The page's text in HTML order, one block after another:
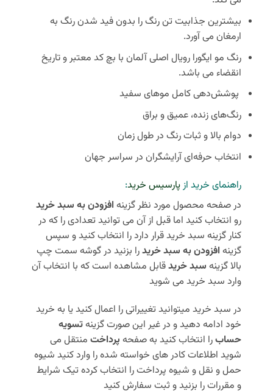
بیشترین جذابیت تن رنگ را بدون فید شدن رنگ به
ارمغان می آورد.
رنگ مو ایگورا رویال اصلی آلمان با بچ کد معتبر و تاریخ
انقضاء می باشد.
پوشش‌دهی کامل موهای سفید
رنگ‌های زنده، عمیق و براق
دوام بالا و ثبات رنگ در طول زمان
انتخاب حرفه‌ای آرایشگران در سراسر جهان
راهنمای خرید ازپارسیس خرید:
در صفحه محصول مورد نظر گزینه افزودن به سبد خرید
رو انتخاب کنید اما قبل از آن می توانید تعدادی را که در
کنار گزینه سبد خرید قرار دارد را انتخاب کنید و سپس
گزینه افزودن به سبد خریدرا بزنید در گوشه سمت چپ
بالا گزینه سبد خریدقابل مشاهده است که با انتخاب آن
وارد سبد خرید می شوید
در سبد خرید میتوانید تغییراتی را اعمال کنید یا به خرید
خود ادامه دهید و در غیر این صورت گزینهتسویه
حسابرا انتخاب کنید به صفحه پرداختمنتقل می
شوید اطلاعات کادر های خواسته شده را وارد کنید شیوه
حمل و نقل و شیوه پرداخت را انتخاب کرده تیک شرایط
و مقررات را بزنید و ثبت سفارش کنید